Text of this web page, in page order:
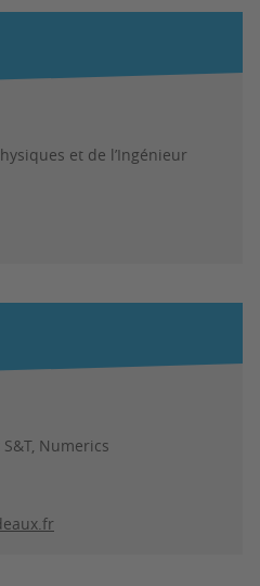
et de l’Ingénieur
Numerics